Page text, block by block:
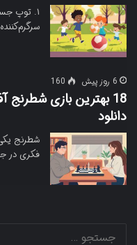
۱. توپ
6 روز پیش 160
18 بهترین بازی
دانلود
شطرنج
فکری در